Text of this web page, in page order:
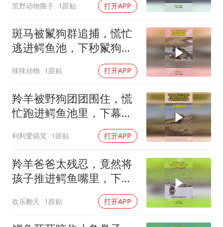
BLG经理辟谣Bin离队
总书记点赞的非遗苗绣焕发新生机
荒野动物圈子 1跟贴 打开APP
斑马被鬣狗群追捕，慌忙
逃进鳄鱼池，下秒鬣狗想
辣辣动物 1跟贴 打开APP
羚羊被野狗团团围住，慌
忙跑进鳄鱼池里，下幕野
利利爱搞笑 1跟贴 打开APP
羚羊爸爸太残忍，竟然将
孩子推进鳄鱼嘴里，下一
欢乐翻天 1跟贴 打开APP